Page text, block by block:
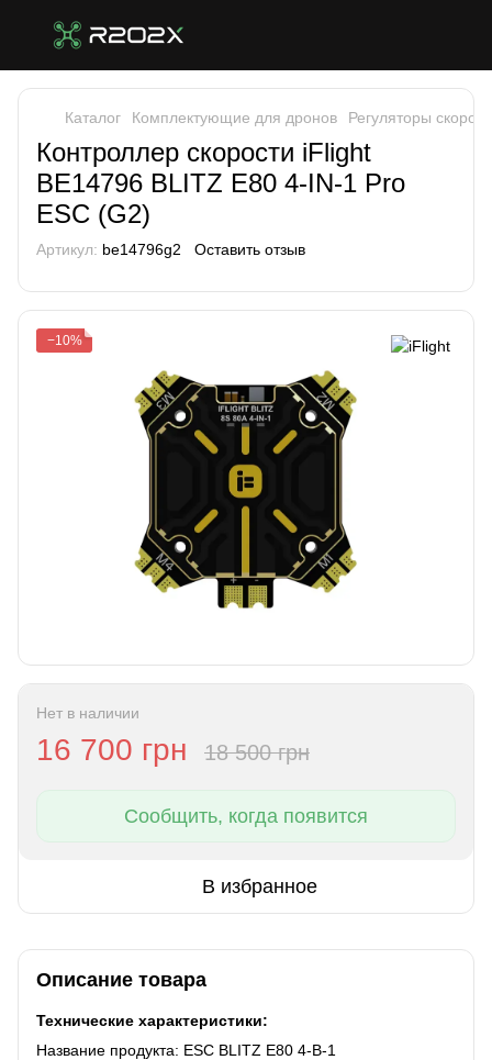
Каталог Комплектующие для дронов Регуляторы
Контроллер скорости iFlight
BE14796 BLITZ E80 4-IN-1 Pro
ESC (G2)
Артикул: be14796g2 Оставить отзыв
−10%
Нет в наличии
16 700 грн 18 500 грн
Сообщить, когда появится
В избранное
Описание товара
Технические характеристики:
Название продукта: ESC BLITZ E80 4-В-1